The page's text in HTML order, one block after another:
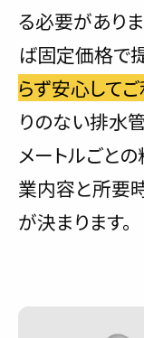
る必要があり
ば固定価格で
らず安心して
りのない排水
メートルごと
業内容と所要
が決まります。